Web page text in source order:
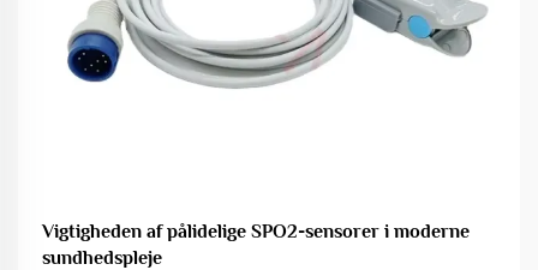
Vigtigheden af pålidelige SPO2-sensorer i moderne
sundhedspleje